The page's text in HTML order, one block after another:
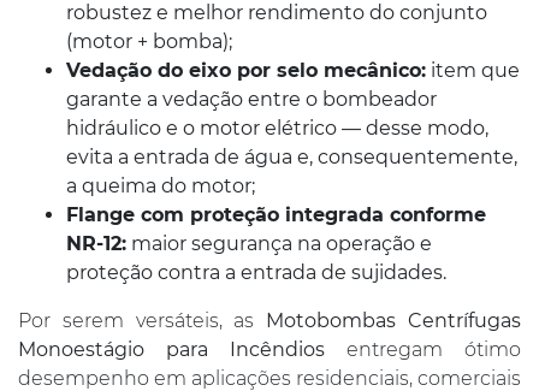
robustez e melhor rendimento do conjunto
(motor + bomba);
Vedação do eixo por selo mecânico: item que
garante a vedação entre o bombeador
hidráulico e o motor elétrico — desse modo,
evita a entrada de água e, consequentemente,
a queima do motor;
Flange com proteção integrada conforme
NR-12: maior segurança na operação e
proteção contra a entrada de sujidades.
Por serem versáteis, as Motobombas Centrífugas
Monoestágio para Incêndios entregam ótimo
desempenho em aplicações residenciais, comerciais